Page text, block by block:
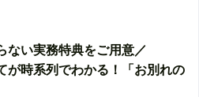
ない実務特典をご用意／
が時系列でわかる！「お別れの